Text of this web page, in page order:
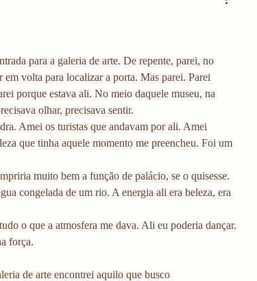
para a galeria de arte. De repente, parei, no
volta para localizar a porta. Mas parei. Parei
porque estava ali. No meio daquele museu, na
olhar, precisava sentir.
Amei os turistas que andavam por ali. Amei
que tinha aquele momento me preencheu. Foi um
muito bem a função de palácio, se o quisesse.
congelada de um rio. A energia ali era beleza, era
o que a atmosfera me dava. Ali eu poderia dançar.
força.
de arte encontrei aquilo que busco